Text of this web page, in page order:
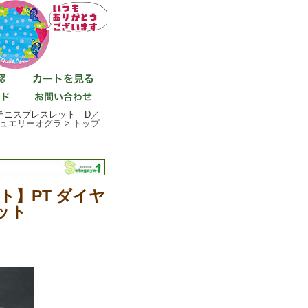
ニスブレスレット D／
エリーオグラ > トップ
】PT ダイヤ
ト